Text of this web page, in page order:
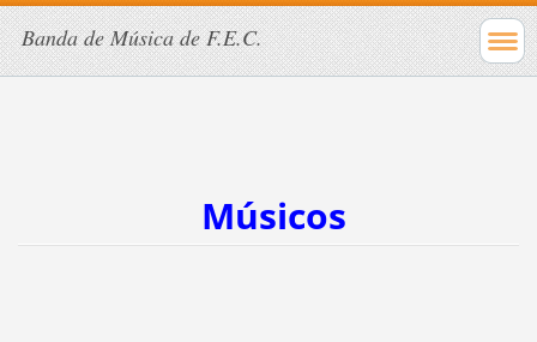
Banda de Música de F.E.C.
Músicos